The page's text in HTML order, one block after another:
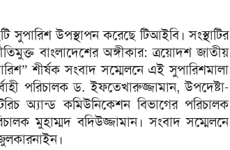
উপস্থাপন করেছে টিআইবি। সংস্থাটির
বাংলাদেশের অঙ্গীকার: ত্রয়োদশ জাতীয়
শীর্ষক সংবাদ সম্মেলনে এই সুপারিশমালা
পরিচালক ড. ইফতেখারুজ্জামান, উপদেষ্টা-
অ্যান্ড কমিউনিকেশন বিভাগের পরিচালক
মুহাম্মদ বদিউজ্জামান। সংবাদ সম্মেলনে